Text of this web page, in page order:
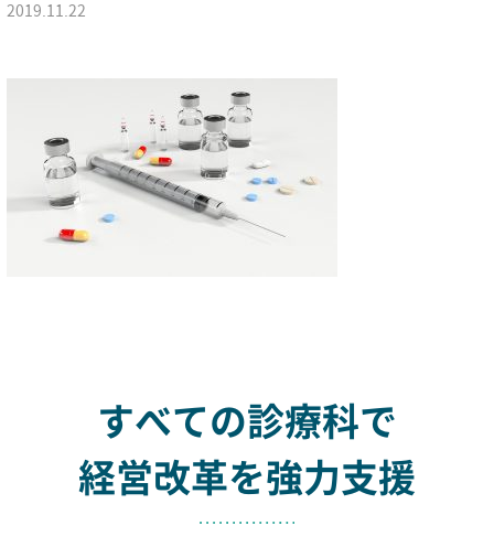
2019.11.22
すべての診療科で
経営改革を強力支援